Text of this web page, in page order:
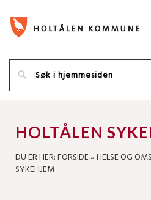
HOLTÅLEN
DU ER HER:FORSIDE»HELSE OG
SYKEHJEM